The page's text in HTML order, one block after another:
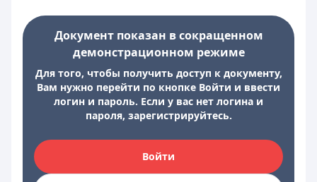
Документ показан в сокращенном
демонстрационном режиме
Для того, чтобы получить доступ к документу,
Вам нужно перейти по кнопке Войти и ввести
логин и пароль. Если у вас нет логина и
пароля, зарегистрируйтесь.
Войти